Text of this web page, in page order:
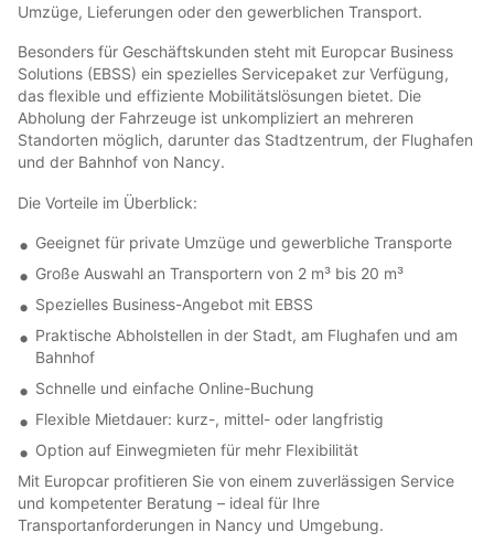
Umzüge, Lieferungen oder den gewerblichen Transport.
Besonders für Geschäftskunden steht mit Europcar Business
Solutions (EBSS) ein spezielles Servicepaket zur Verfügung,
das flexible und effiziente Mobilitätslösungen bietet. Die
Abholung der Fahrzeuge ist unkompliziert an mehreren
Standorten möglich, darunter das Stadtzentrum, der Flughafen
und der Bahnhof von Nancy.
Die Vorteile im Überblick:
Geeignet für private Umzüge und gewerbliche Transporte
Große Auswahl an Transportern von 2 m³ bis 20 m³
Spezielles Business-Angebot mit EBSS
Praktische Abholstellen in der Stadt, am Flughafen und am
Bahnhof
Schnelle und einfache Online-Buchung
Flexible Mietdauer: kurz-, mittel- oder langfristig
Option auf Einwegmieten für mehr Flexibilität
Mit Europcar profitieren Sie von einem zuverlässigen Service
und kompetenter Beratung – ideal für Ihre
Transportanforderungen in Nancy und Umgebung.